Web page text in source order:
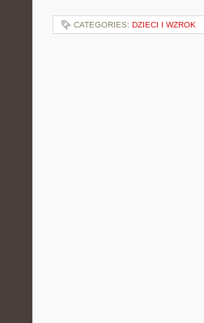
CATEGORIES: DZIECI I WZROK